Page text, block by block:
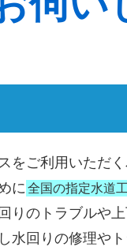
をご利用いただ
に全国の指定水道
りのトラブルや
回りの修理や